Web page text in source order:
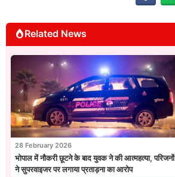
Related News
28 February 2026
भोपाल में नौकरी छूटने के बाद युवक ने की आत्महत्या, परिजनों
ने सुपरवाइजर पर लगाया प्रताड़ना का आरोप